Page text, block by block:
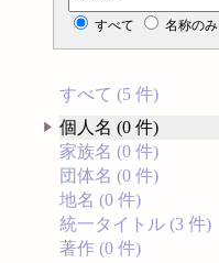
すべて 名称のみ
すべて (5 件)
個人名 (0 件)
家族名 (0 件)
団体名 (0 件)
地名 (0 件)
統一タイトル (3 件)
著作 (0 件)